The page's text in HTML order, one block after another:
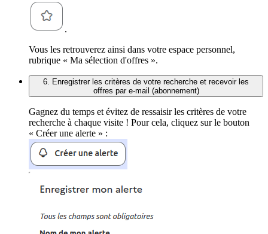
.
Vous les retrouverez ainsi dans votre espace personnel,
rubrique « Ma sélection d'offres ».
6. Enregistrer les critères de votre recherche et recevoir les
offres par e-mail (abonnement)
Gagnez du temps et évitez de ressaisir les critères de votre
recherche à chaque visite ! Pour cela, cliquez sur le bouton
« Créer une alerte » :